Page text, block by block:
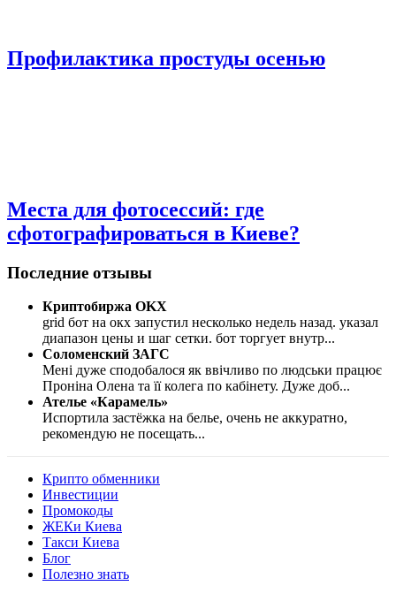
Профилактика простуды осенью
Места для фотосессий: где
сфотографироваться в Киеве?
Последние отзывы
Криптобиржа OKX
grid бот на окх запустил несколько недель назад. указал
диапазон цены и шаг сетки. бот торгует внутр...
Соломенский ЗАГС
Мені дуже сподобалося як ввічливо по людськи працює
Проніна Олена та її колега по кабінету. Дуже доб...
Ателье «Карамель»
Испортила застёжка на белье, очень не аккуратно,
рекомендую не посещать...
Крипто обменники
Инвестиции
Промокоды
ЖЕКи Киева
Такси Киева
Блог
Полезно знать